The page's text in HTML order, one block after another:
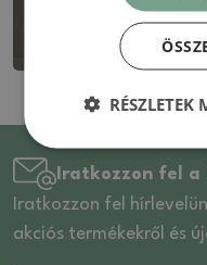
Iratkozzon fel a
Iratkozzon fel
akciós termékekről és
RÉSZLETEK